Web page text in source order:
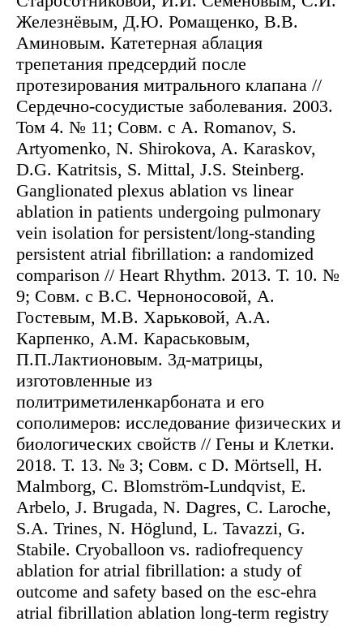
Железнёвым, Д.Ю. Ромащенко, В.В.
Аминовым. Катетерная аблация
трепетания предсердий после
протезирования митрального клапана //
Сердечно-сосудистые заболевания. 2003.
Том 4. № 11; Совм. с A. Romanov, S.
Artyomenko, N. Shirokova, A. Karaskov,
D.G. Katritsis, S. Mittal, J.S. Steinberg.
Ganglionated plexus ablation vs linear
ablation in patients undergoing pulmonary
vein isolation for persistent/long-standing
persistent atrial fibrillation: a randomized
comparison // Heart Rhythm. 2013. Т. 10. №
9; Совм. с В.С. Черноносовой, А.
Гостевым, М.В. Харьковой, А.А.
Карпенко, А.М. Караськовым,
П.П.Лактионовым. 3д-матрицы,
изготовленные из
политриметиленкарбоната и его
сополимеров: исследование физических и
биологических свойств // Гены и Клетки.
2018. Т. 13. № 3; Совм. с D. Mörtsell, H.
Malmborg, C. Blomström-Lundqvist, E.
Arbelo, J. Brugada, N. Dagres, C. Laroche,
S.A. Trines, N. Höglund, L. Tavazzi, G.
Stabile. Cryoballoon vs. radiofrequency
ablation for atrial fibrillation: a study of
outcome and safety based on the esc-ehra
atrial fibrillation ablation long-term registry